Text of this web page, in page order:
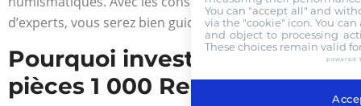
d’experts, vous serez bien guidé dans votre recherche.
Pourquoi investir dans les
pièces 1 000 Reis Or 1855 ?
You can "accept all" and
via the "cookie" icon. You
and object to processing
These choices remain valid
powered